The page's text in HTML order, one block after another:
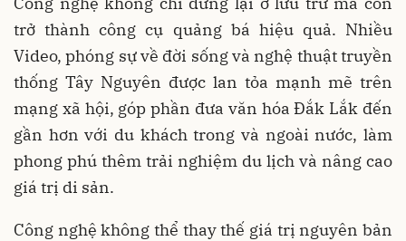
trở thành công cụ quảng bá hiệu quả. Nhiều
Video, phóng sự về đời sống và nghệ thuật truyền
thống Tây Nguyên được lan tỏa mạnh mẽ trên
mạng xã hội, góp phần đưa văn hóa Đắk Lắk đến
gần hơn với du khách trong và ngoài nước, làm
phong phú thêm trải nghiệm du lịch và nâng cao
giá trị di sản.
Công nghệ không thể thay thế giá trị nguyên bản